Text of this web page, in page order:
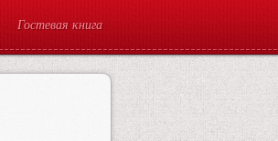
Гостевая книга